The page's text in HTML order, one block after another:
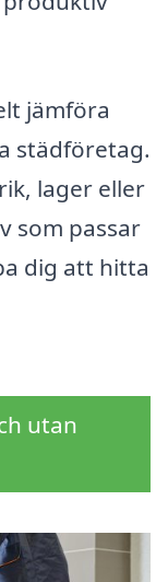
jämföra
städföretag.
lager eller
som passar
dig att hitta
utan